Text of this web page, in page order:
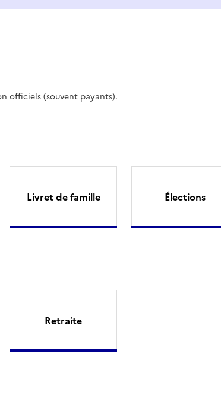
officiels (souvent payants).
Livret de famille Élections
Retraite